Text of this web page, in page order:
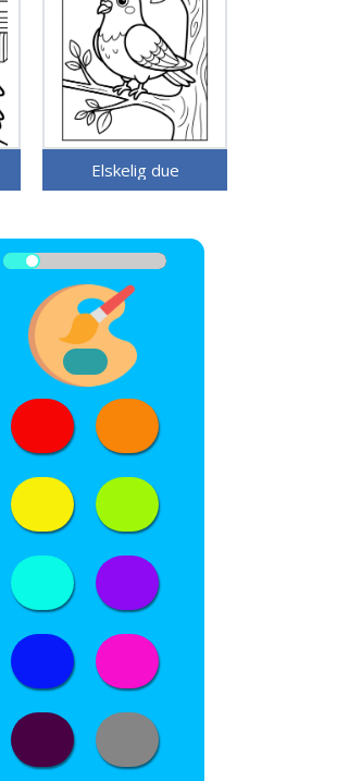
Elskelig due